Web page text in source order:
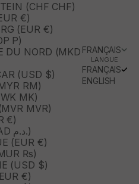
(CHF CHF)
€)
(EUR €)
P)
DU NORD (MKD
(USD $)
RM)
MK)
MVR)
€)
MAROC (MAD د.م.)
(EUR €)
₨)
(USD $)
€)
FRANÇAIS
LANGUE
FRANÇAIS
ENGLISH